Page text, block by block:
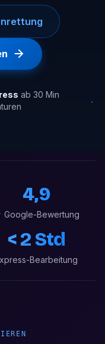
ab 30 Min
4,9
Bewertung
< 2 Std
Bearbeitung